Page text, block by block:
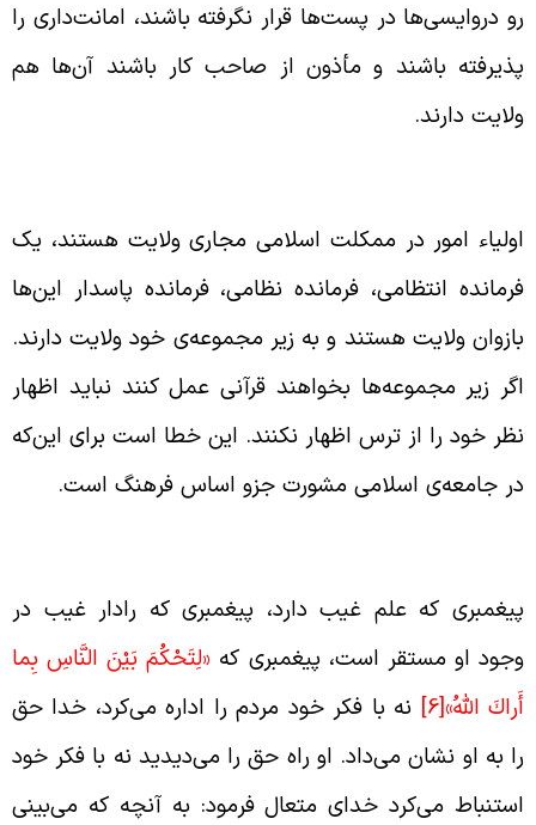
دروایسی‌ها در پست‌ها قرار نگرفته باشند، امانت‌داری را
باشند و مأذون از صاحب کار باشند آن‌ها هم
دارند.
امور در ممکلت اسلامی مجاری ولایت هستند، یک
انتظامی، فرمانده نظامی، فرمانده پاسدار این‌ها
ولایت هستند و به زیر مجموعه‌ی خود ولایت دارند.
زیر مجموعه‌ها بخواهند قرآنی عمل کنند نباید اظهار
خود را از ترس اظهار نکنند. این خطا است برای این‌که
جامعه‌ی اسلامی مشورت جزو اساس فرهنگ است.
که علم غیب دارد، پیغمبری که رادار غیب در
او مستقر است، پیغمبری که«لِتَحْكُمَ بَيْنَ النَّاسِ بِما
اللَّهُ»[6] نه با فکر خود مردم را اداره می‌کرد، خدا حق
به او نشان می‌داد. او راه حق را می‌دیدید نه با فکر خود
می‌کرد خدای متعال فرمود: به آنچه که می‌بینی